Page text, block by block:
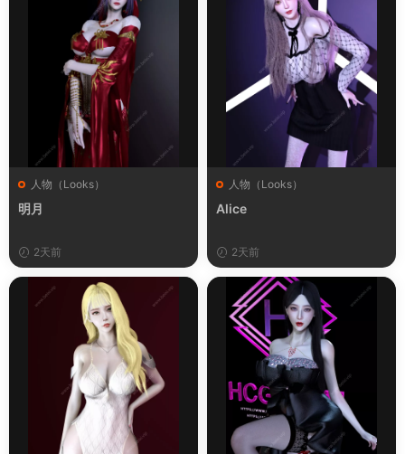
人物（Looks）
明月
2天前
人物（Looks）
Alice
2天前